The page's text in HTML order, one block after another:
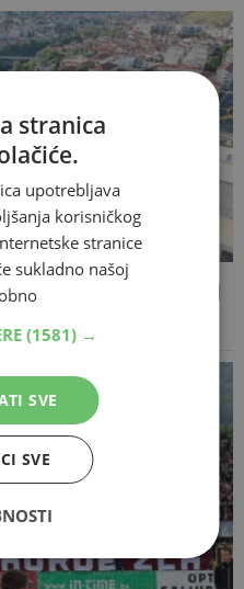
vrijedan 70.000 KM
u Mostaru
stranica
upotrebljava
korisničkog
stranice
sukladno našoj
(1581) →
SVE
SVE